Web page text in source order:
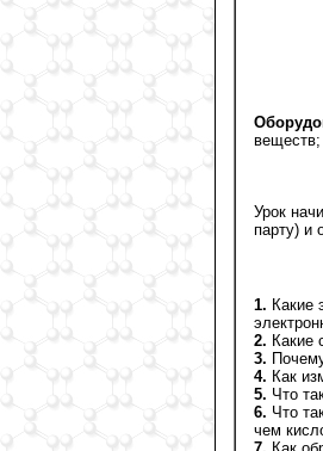
Урок
парту) и
1. Какие
2. Какие
3.
4. Как
5. Что
6. Что
чем